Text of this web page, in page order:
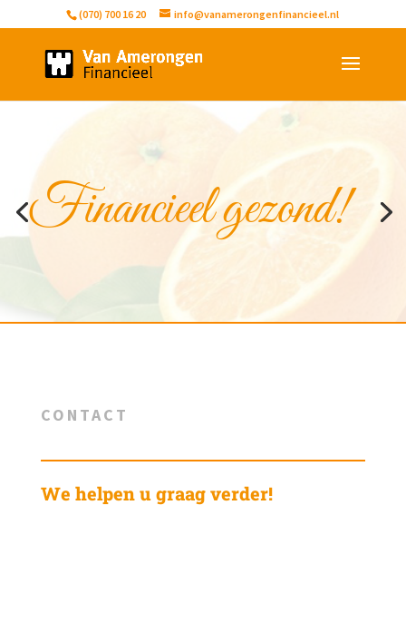
(070) 700 16 20 info@vanamerongenfinancieel.nl
Financieel gezond!
CONTACT
We helpen u graag verder!